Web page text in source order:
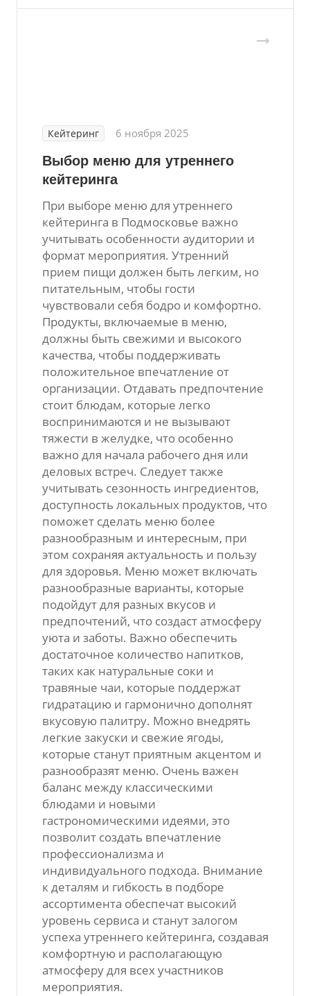
Кейтеринг 6 ноября 2025
Выбор меню для утреннего
кейтеринга
При выборе меню для утреннего
кейтеринга в Подмосковье важно
учитывать особенности аудитории и
формат мероприятия. Утренний
прием пищи должен быть легким, но
питательным, чтобы гости
чувствовали себя бодро и комфортно.
Продукты, включаемые в меню,
должны быть свежими и высокого
качества, чтобы поддерживать
положительное впечатление от
организации. Отдавать предпочтение
стоит блюдам, которые легко
воспринимаются и не вызывают
тяжести в желудке, что особенно
важно для начала рабочего дня или
деловых встреч. Следует также
учитывать сезонность ингредиентов,
доступность локальных продуктов, что
поможет сделать меню более
разнообразным и интересным, при
этом сохраняя актуальность и пользу
для здоровья. Меню может включать
разнообразные варианты, которые
подойдут для разных вкусов и
предпочтений, что создаст атмосферу
уюта и заботы. Важно обеспечить
достаточное количество напитков,
таких как натуральные соки и
травяные чаи, которые поддержат
гидратацию и гармонично дополнят
вкусовую палитру. Можно внедрять
легкие закуски и свежие ягоды,
которые станут приятным акцентом и
разнообразят меню. Очень важен
баланс между классическими
блюдами и новыми
гастрономическими идеями, это
позволит создать впечатление
профессионализма и
индивидуального подхода. Внимание
к деталям и гибкость в подборе
ассортимента обеспечат высокий
уровень сервиса и станут залогом
успеха утреннего кейтеринга, создавая
комфортную и располагающую
атмосферу для всех участников
мероприятия.